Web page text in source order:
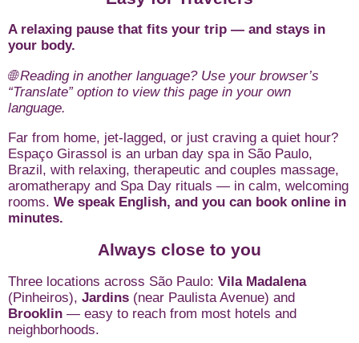
A relaxing pause that fits your trip — and stays in
your body.
🌐 Reading in another language? Use your browser’s
“Translate” option to view this page in your own
language.
Far from home, jet-lagged, or just craving a quiet hour?
Espaço Girassol is an urban day spa in São Paulo,
Brazil, with relaxing, therapeutic and couples massage,
aromatherapy and Spa Day rituals — in calm, welcoming
rooms. We speak English, and you can book online in
minutes.
Always close to you
Three locations across São Paulo: Vila Madalena
(Pinheiros), Jardins (near Paulista Avenue) and
Brooklin — easy to reach from most hotels and
neighborhoods.